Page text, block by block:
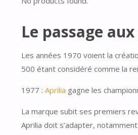
Le passage
Les années 1970 voient la
500 étant considéré comme la
1977 : Aprilia gagne les
La marque subit ses premiers
Aprilia doit s’adapter,